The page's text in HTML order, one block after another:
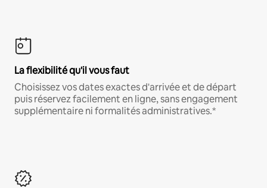
La flexibilité qu'il vous faut
Choisissez vos dates exactes d'arrivée et de départ
puis réservez facilement en ligne, sans engagement
supplémentaire ni formalités administratives.*